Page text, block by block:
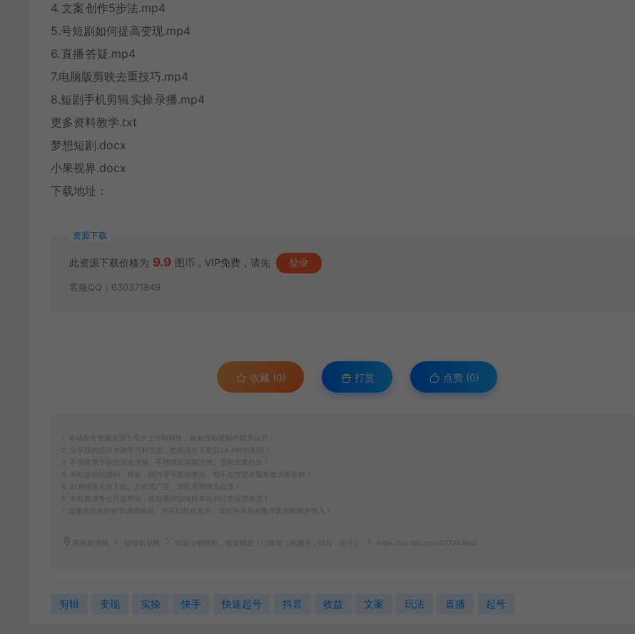
4.文案创作5步法.mp4
5.号短剧如何提高变现.mp4
6. 直播 答疑.mp4
7.电脑版剪映去重技巧.mp4
8.短剧手机剪辑 实操 录播.mp4
更多资料教学.txt
梦想短剧.docx
小果视界.docx
下载地址：
资源下载
此资源下载价格为 9.9 图币，VIP免费，请先 登录
客服QQ：630371849
收藏 (0) 打赏 点赞 (0)
1. 本站所有资源来源于用户上传和网络，如有侵权请邮件联系站长！
2. 分享目的仅供大家学习和交流，您必须在下载后24小时内删除！
3. 不得使用于非法商业用途，不得违反国家法律。否则后果自负！
4. 本站提供的源码、模板、插件等等其他资源，都不包含技术服务请大家谅解！
5. 如有链接无法下载、失效或广告，请联系管理员处理！
6. 本站资源售价只是赞助，收取费用仅维持本站的日常运营所需！
7. 如果您也有好的资源或教程，您可以投稿发布，成功分享后有图币奖励和额外收入！
图图资源网 福缘创业网 短剧分销授权，收益稳定，门槛低（视频号，抖音，快手） https://vip.f6sj.com/27734.html
剪辑 变现 实操 快手 快速起号 抖音 收益 文案 玩法 直播 起号